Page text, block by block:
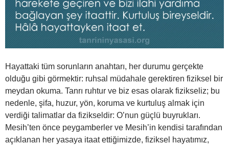
Hayattaki tüm sorunların anahtarı, her durumu gerçekte
olduğu gibi görmektir: ruhsal müdahale gerektiren fiziksel bir
meydan okuma. Tanrı ruhtur ve biz esas olarak fizikseliz; bu
nedenle, şifa, huzur, yön, koruma ve kurtuluş almak için
verdiği talimatlar da fizikseldir: O’nun güçlü buyrukları.
Mesih’ten önce peygamberler ve Mesih’in kendisi tarafından
açıklanan her yasaya itaat ettiğimizde, fiziksel hayatımız,